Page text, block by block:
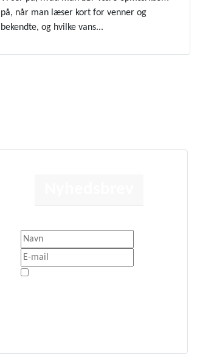
på, når man læser kort for venner og
bekendte, og hvilke vans...